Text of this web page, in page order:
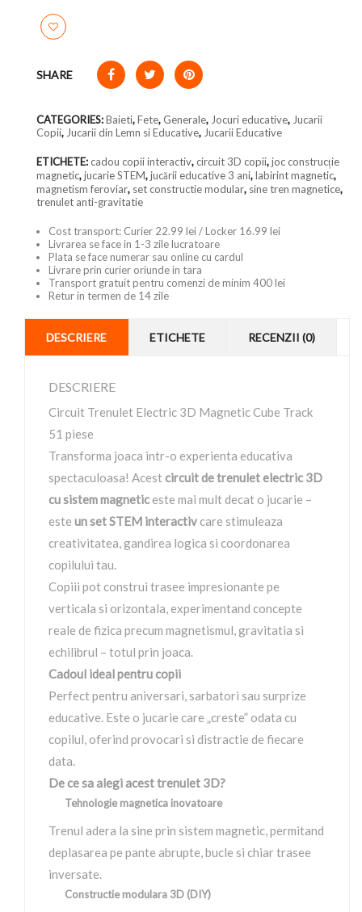
SHARE
CATEGORIES:Baieti,Fete, Generale, Jocuri educative, Jucarii
Copii, Jucarii din Lemn si Educative, Jucarii Educative
ETICHETE:cadou copii interactiv,circuit 3D copii,joc construcție
magnetic,jucarie STEM,jucării educative 3 ani,labirint magnetic,
magnetism feroviar, set constructie modular, sine tren magnetice,
trenulet anti-gravitatie
Cost transport: Curier 22.99 lei / Locker 16.99 lei
Livrarea se face in 1-3 zile lucratoare
Plata se face numerar sau online cu cardul
Livrare prin curier oriunde in tara
Transport gratuit pentru comenzi de minim 400 lei
Retur in termen de 14 zile
DESCRIERE ETICHETE RECENZII (0)
DESCRIERE
Circuit Trenulet Electric 3D Magnetic Cube Track
51 piese
Transforma joaca intr-o experienta educativa
spectaculoasa! Acest circuit de trenulet electric 3D
cu sistem magneticeste mai mult decat o jucarie –
este un set STEM interactiv care stimuleaza
creativitatea, gandirea logica si coordonarea
copilului tau.
Copiii pot construi trasee impresionante pe
verticala si orizontala, experimentand concepte
reale de fizica precum magnetismul, gravitatia si
echilibrul – totul prin joaca.
Cadoul ideal pentru copii
Perfect pentru aniversari, sarbatori sau surprize
educative. Este o jucarie care „creste” odata cu
copilul, oferind provocari si distractie de fiecare
data.
De ce sa alegi acest trenulet 3D?
Tehnologie magnetica inovatoare
Trenul adera la sine prin sistem magnetic, permitand
deplasarea pe pante abrupte, bucle si chiar trasee
inversate.
Constructie modulara 3D (DIY)